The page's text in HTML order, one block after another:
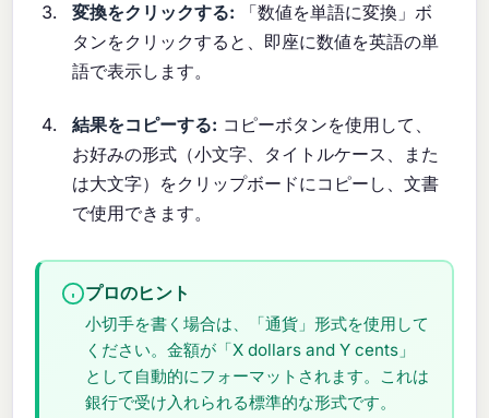
変換をクリックする: 「数値を単語に変換」ボ
タンをクリックすると、即座に数値を英語の単
語で表示します。
結果をコピーする: コピーボタンを使用して、
お好みの形式（小文字、タイトルケース、また
は大文字）をクリップボードにコピーし、文書
で使用できます。
プロのヒント
小切手を書く場合は、「通貨」形式を使用して
ください。金額が「X dollars and Y cents」
として自動的にフォーマットされます。これは
銀行で受け入れられる標準的な形式です。